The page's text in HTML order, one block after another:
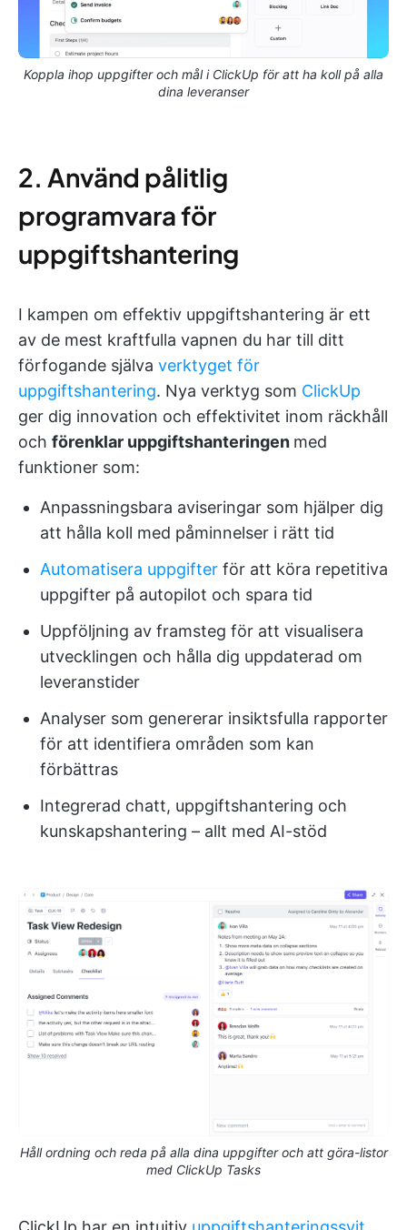
Koppla ihop uppgifter och mål i ClickUp för att ha koll på alla
dina leveranser
2. Använd pålitlig
programvara för
uppgiftshantering
I kampen om effektiv uppgiftshantering är ett
av de mest kraftfulla vapnen du har till ditt
förfogande själva verktyget för
uppgiftshantering. Nya verktyg som ClickUp
ger dig innovation och effektivitet inom räckhåll
och förenklar uppgiftshanteringen med
funktioner som:
Anpassningsbara aviseringar som hjälper dig
att hålla koll med påminnelser i rätt tid
Automatisera uppgifter för att köra repetitiva
uppgifter på autopilot och spara tid
Uppföljning av framsteg för att visualisera
utvecklingen och hålla dig uppdaterad om
leveranstider
Analyser som genererar insiktsfulla rapporter
för att identifiera områden som kan
förbättras
Integrerad chatt, uppgiftshantering och
kunskapshantering – allt med AI-stöd
Håll ordning och reda på alla dina uppgifter och att göra-listor
med ClickUp Tasks